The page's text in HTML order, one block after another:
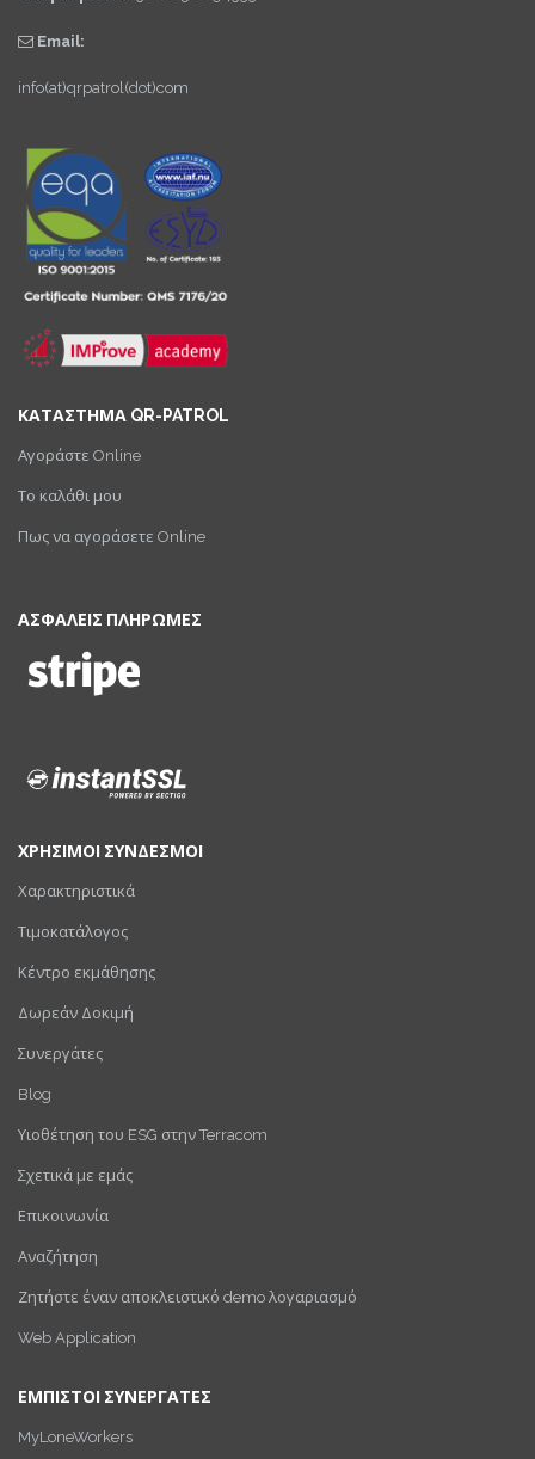
Email:
info(at)qrpatrol(dot)com
ΚΑΤΑΣΤΗΜΑ QR-PATROL
Αγοράστε Online
Το καλάθι μου
Πως να αγοράσετε Online
ΑΣΦΑΛΕΙΣ ΠΛΗΡΩΜΕΣ
ΧΡΗΣΙΜΟΙ ΣΥΝΔΕΣΜΟΙ
Χαρακτηριστικά
Τιμοκατάλογος
Κέντρο εκμάθησης
Δωρεάν Δοκιμή
Συνεργάτες
Blog
Υιοθέτηση του ESG στην Terracom
Σχετικά με εμάς
Επικοινωνία
Αναζήτηση
Ζητήστε έναν αποκλειστικό demo λογαριασμό
Web Application
ΕΜΠΙΣΤΟΙ ΣΥΝΕΡΓΑΤΕΣ
MyLoneWorkers